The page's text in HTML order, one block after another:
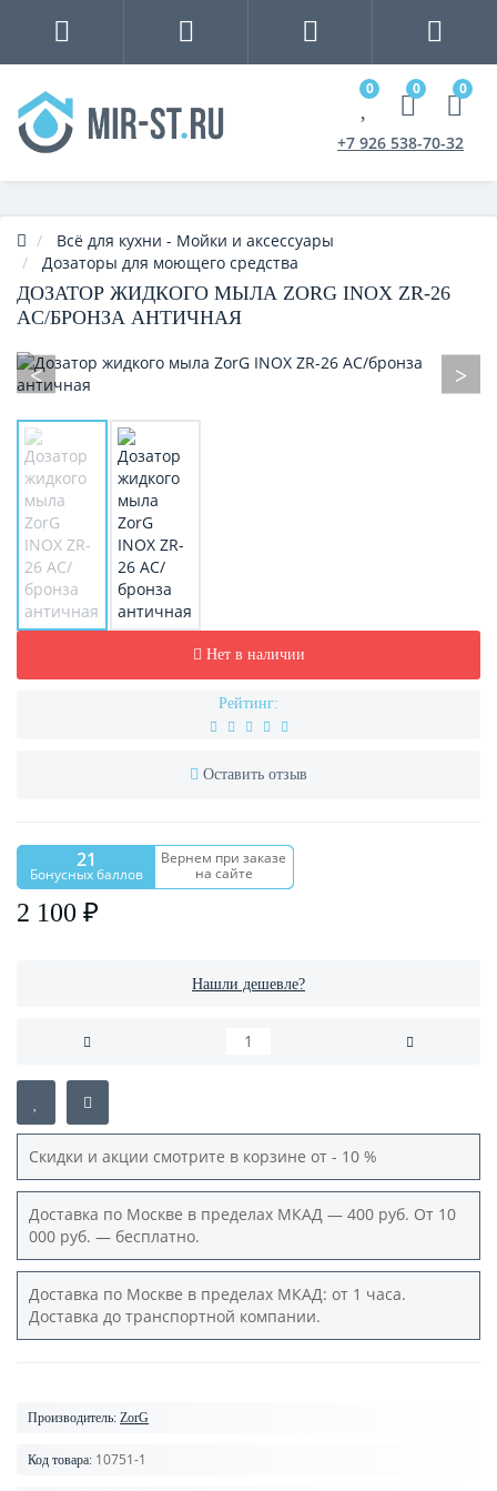
0 0 0
+7 926 538-70-32
Всё для кухни - Мойки и аксессуары
Дозаторы для моющего средства
ДОЗАТОР ЖИДКОГО МЫЛА ZORG INOX ZR-26
AC/БРОНЗА АНТИЧНАЯ
Нет в наличии
Рейтинг:
Оставить отзыв
21
Бонусных баллов
Вернем при заказе
на сайте
2 100 ₽
Нашли дешевле?
Скидки и акции смотрите в корзине от - 10 %
Доставка по Москве в пределах МКАД — 400 руб. От 10
000 руб. — бесплатно.
Доставка по Москве в пределах МКАД: от 1 часа.
Доставка до транспортной компании.
Производитель: ZorG
Код товара: 10751-1